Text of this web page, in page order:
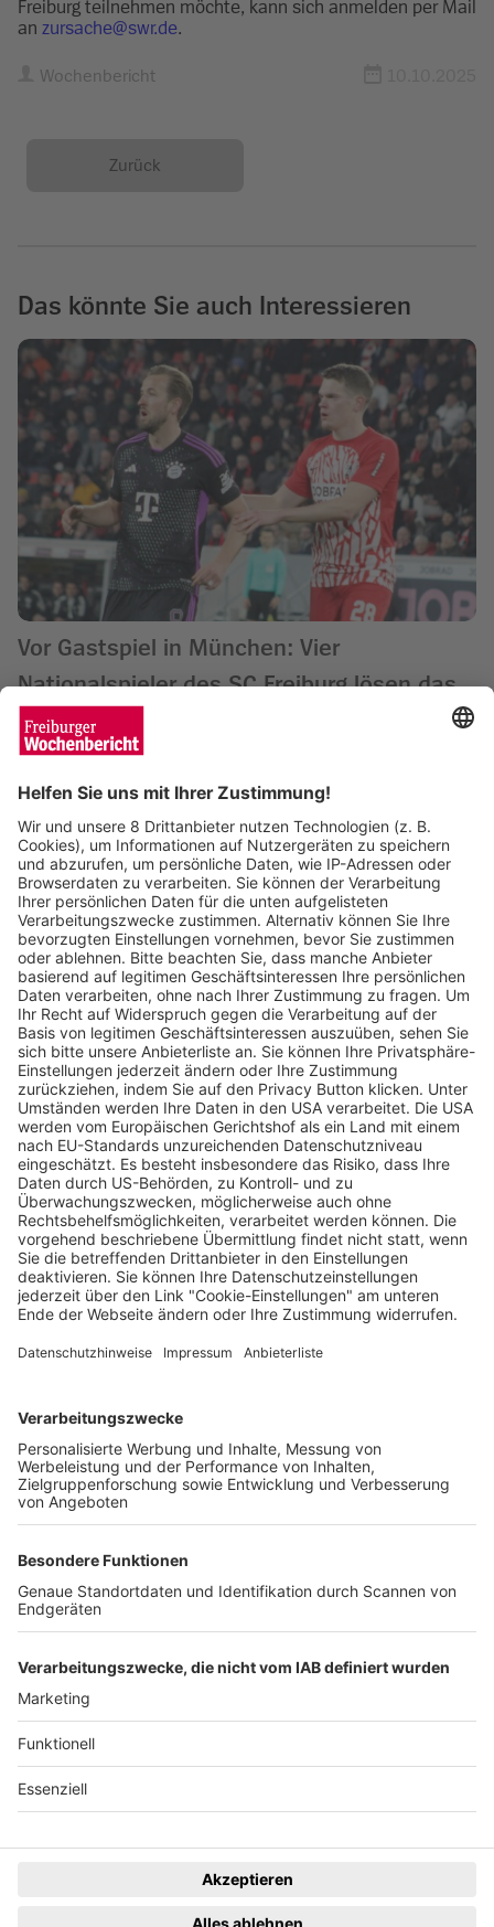
Freiburg teilnehmen möchte, kann sich anmelden per Mail
an zursache@swr.de.
Wochenbericht
Zurück
Das könnte Sie auch Interessieren
Vor Gastspiel in München: Vier
Nationalspieler des SC Freiburg lösen das
Ticket für WM 2026
Rekord-Demo: Über 25.000 Menschen
zeigen Flagge gegen Rechts in Freiburg
Sven Meyer 24.01.2024
Freiburger Wochenbericht
Der Wochenbericht
wurde zum 31. Juli 2026
eingestellt.
News
Lokales
Sport
Ein Unternehmen der